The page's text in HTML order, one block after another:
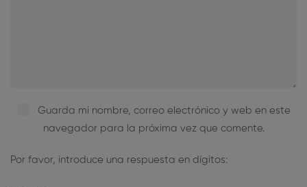
Guarda mi nombre, correo electrónico y web en este
navegador para la próxima vez que comente.
Por favor, introduce una respuesta en dígitos: